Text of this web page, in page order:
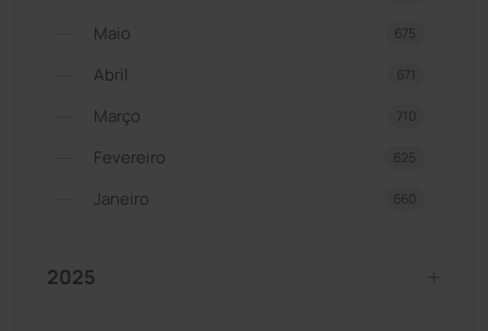
Maio 675
Abril 671
Março 710
Fevereiro 625
Janeiro 660
2025